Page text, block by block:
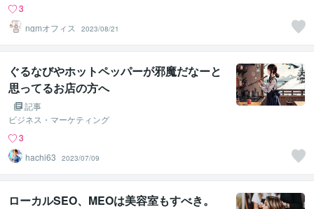
3
ngmオフィス
2023/08/21
ぐるなびやホットペッパーが邪魔だなーと
思ってるお店の方へ
記事
ビジネス・マーケティング
3
hachi63
2023/07/09
ローカルSEO、MEOは美容室もすべき。